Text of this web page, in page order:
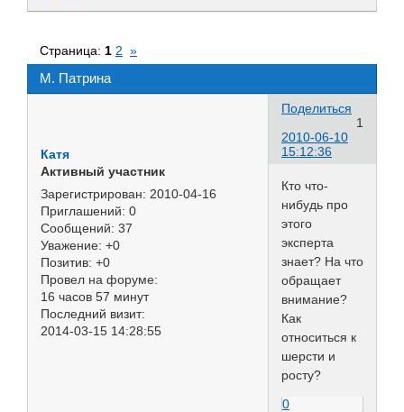
М. Патрина
Страница: 1 2 »
Поделиться
1
2010-06-10
15:12:36
Катя
Активный участник
Зарегистрирован: 2010-04-16
Приглашений: 0
Сообщений: 37
Уважение: +0
Позитив: +0
Провел на форуме:
16 часов 57 минут
Последний визит:
2014-03-15 14:28:55
Кто что-
нибудь про
этого
эксперта
знает? На что
обращает
внимание?
Как
относиться к
шерсти и
росту?
0